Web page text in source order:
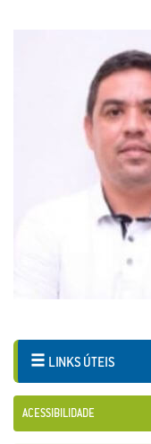
LINKS ÚTEIS
ACESSIBILIDADE